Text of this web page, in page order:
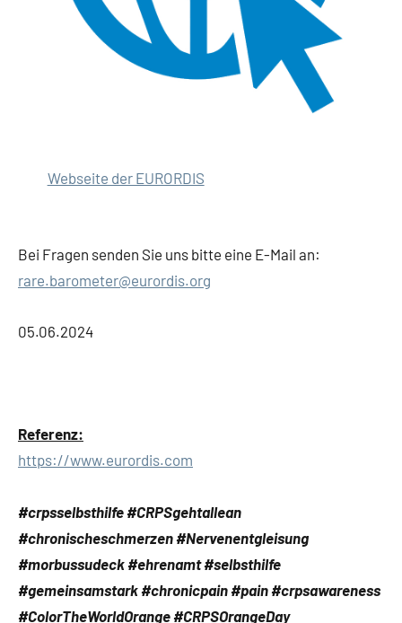
Webseite der EURORDIS
Bei Fragen senden Sie uns bitte eine E-Mail an:
rare.barometer@eurordis.org
05.06.2024
Referenz:
https://www.eurordis.com
#crpsselbsthilfe #CRPSgehtallean
#chronischeschmerzen #Nervenentgleisung
#morbussudeck #ehrenamt #selbsthilfe
#gemeinsamstark #chronicpain #pain #crpsawareness
#ColorTheWorldOrange #CRPSOrangeDay